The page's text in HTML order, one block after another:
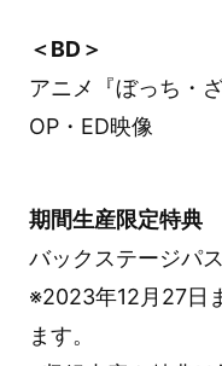
＜BD＞
アニメ『ぼっち・
OP・ED映像
期間生産限定特典
バックステージパ
※2023年12月27日
ます。